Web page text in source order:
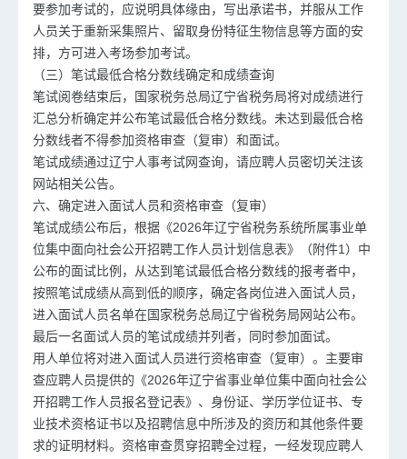
要参加考试的，应说明具体缘由，写出承诺书，并服从工作
人员关于重新采集照片、留取身份特征生物信息等方面的安
排，方可进入考场参加考试。
（三）笔试最低合格分数线确定和成绩查询
笔试阅卷结束后，国家税务总局辽宁省税务局将对成绩进行
汇总分析确定并公布笔试最低合格分数线。未达到最低合格
分数线者不得参加资格审查（复审）和面试。
笔试成绩通过辽宁人事考试网查询，请应聘人员密切关注该
网站相关公告。
六、确定进入面试人员和资格审查（复审）
笔试成绩公布后，根据《2026年辽宁省税务系统所属事业单
位集中面向社会公开招聘工作人员计划信息表》（附件1）中
公布的面试比例，从达到笔试最低合格分数线的报考者中，
按照笔试成绩从高到低的顺序，确定各岗位进入面试人员，
进入面试人员名单在国家税务总局辽宁省税务局网站公布。
最后一名面试人员的笔试成绩并列者，同时参加面试。
用人单位将对进入面试人员进行资格审查（复审）。主要审
查应聘人员提供的《2026年辽宁省事业单位集中面向社会公
开招聘工作人员报名登记表》、身份证、学历学位证书、专
业技术资格证书以及招聘信息中所涉及的资历和其他条件要
求的证明材料。资格审查贯穿招聘全过程，一经发现应聘人